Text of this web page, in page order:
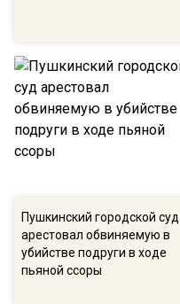
Пушкинский городской суд
арестовал обвиняемую в
убийстве подруги в ходе
пьяной ссоры